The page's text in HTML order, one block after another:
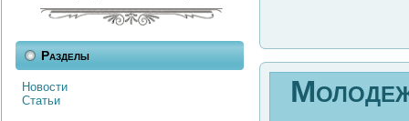
Разделы
Новости
Статьи